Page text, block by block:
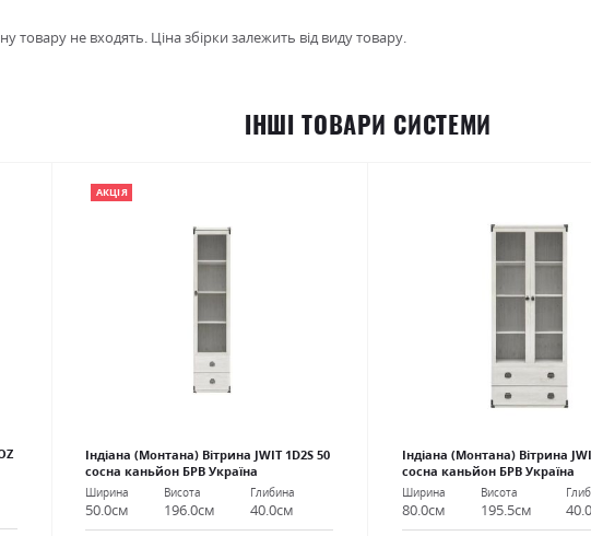
товару не входять. Ціна збірки залежить від виду товару.
ІНШІ ТОВАРИ СИСТЕМИ
АКЦІЯ
Індіана (Монтана) Вітрина JWIT 1D2S 50
сосна каньйон БРВ Україна
Ширина
50.0см
Висота
196.0см
Глибина
40.0см
Індіана (Монтана) Вітрина
сосна каньйон БРВ Україна
Ширина
80.0см
Висота
195.5см